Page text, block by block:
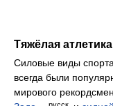
Тяжёлая атлетика
Силовые виды
всегда были
мирового